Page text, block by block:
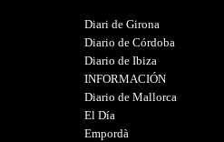
Diari de Girona
Diario de Córdoba
Diario de Ibiza
INFORMACIÓN
Diario de Mallorca
El Día
Empordà